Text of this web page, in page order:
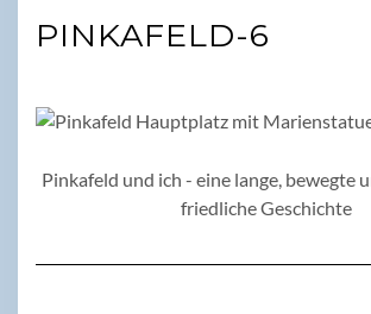
PINKAFELD-6
Pinkafeld und ich - eine lange, bewegte
friedliche Geschichte